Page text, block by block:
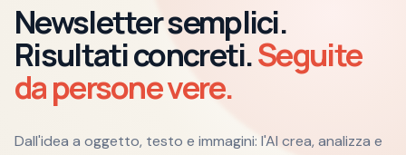
Newsletter semplici.
Risultati concreti.Seguite
da persone vere.
Dall'idea a oggetto, testo e immagini: l'AI crea, analizza e